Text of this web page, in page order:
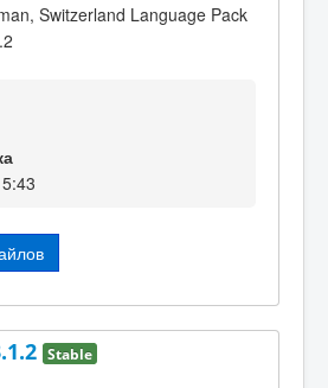
Switzerland Language Pack
Stable